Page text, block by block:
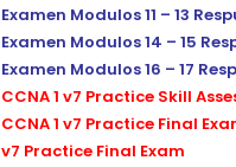
Examen Modulos 11 – 13
Examen Modulos 14 – 15
Examen Modulos 16 – 17
CCNA 1 v7 Practice Skill
CCNA 1 v7 Practice Final
v7 Practice Final Exam